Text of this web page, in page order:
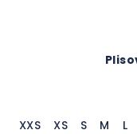
XXS
XS S M L